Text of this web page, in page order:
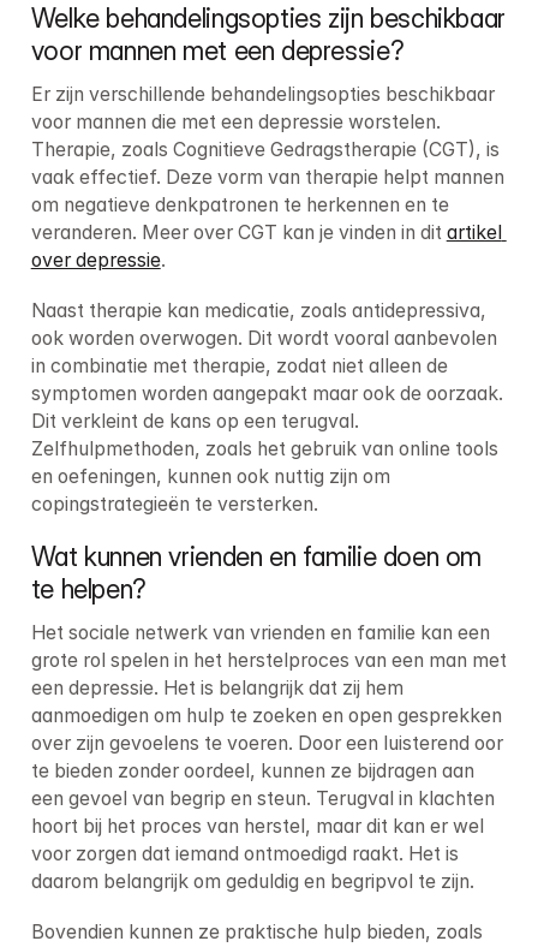
Welke behandelingsopties zijn beschikbaar
voor mannen met een depressie?
Er zijn verschillende behandelingsopties beschikbaar
voor mannen die met een depressie worstelen.
Therapie, zoals Cognitieve Gedragstherapie (CGT), is
vaak effectief. Deze vorm van therapie helpt mannen
om negatieve denkpatronen te herkennen en te
veranderen. Meer over CGT kan je vinden in dit artikel
over depressie.
Naast therapie kan medicatie, zoals antidepressiva,
ook worden overwogen. Dit wordt vooral aanbevolen
in combinatie met therapie, zodat niet alleen de
symptomen worden aangepakt maar ook de oorzaak.
Dit verkleint de kans op een terugval.
Zelfhulpmethoden, zoals het gebruik van online tools
en oefeningen, kunnen ook nuttig zijn om
copingstrategieën te versterken.
Wat kunnen vrienden en familie doen om
te helpen?
Het sociale netwerk van vrienden en familie kan een
grote rol spelen in het herstelproces van een man met
een depressie. Het is belangrijk dat zij hem
aanmoedigen om hulp te zoeken en open gesprekken
over zijn gevoelens te voeren. Door een luisterend oor
te bieden zonder oordeel, kunnen ze bijdragen aan
een gevoel van begrip en steun. Terugval in klachten
hoort bij het proces van herstel, maar dit kan er wel
voor zorgen dat iemand ontmoedigd raakt. Het is
daarom belangrijk om geduldig en begripvol te zijn.
Bovendien kunnen ze praktische hulp bieden, zoals